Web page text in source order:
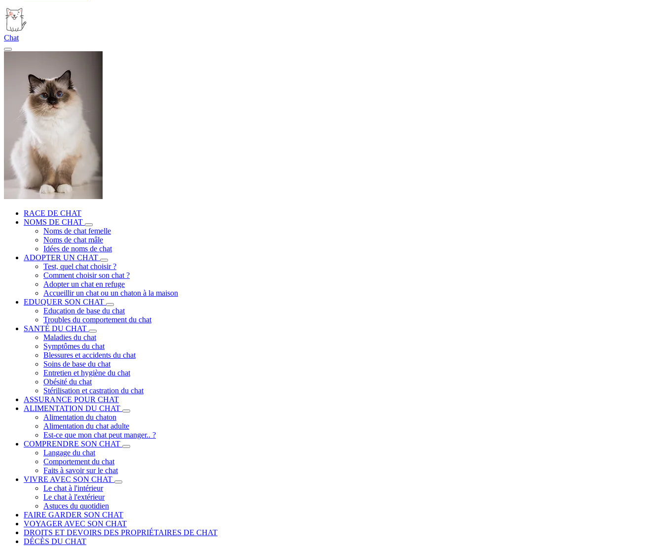
Chat
RACE DE CHAT
NOMS DE CHAT
Noms de chat femelle
Noms de chat mâle
Idées de noms de chat
ADOPTER UN CHAT
Test, quel chat choisir ?
Comment choisir son chat ?
Adopter un chat en refuge
Accueillir un chat ou un chaton à la maison
EDUQUER SON CHAT
Education de base du chat
Troubles du comportement du chat
SANTÉ DU CHAT
Maladies du chat
Symptômes du chat
Blessures et accidents du chat
Soins de base du chat
Entretien et hygiène du chat
Obésité du chat
Stérilisation et castration du chat
ASSURANCE POUR CHAT
ALIMENTATION DU CHAT
Alimentation du chaton
Alimentation du chat adulte
Est-ce que mon chat peut manger.. ?
COMPRENDRE SON CHAT
Langage du chat
Comportement du chat
Faits à savoir sur le chat
VIVRE AVEC SON CHAT
Le chat à l'intérieur
Le chat à l'extérieur
Astuces du quotidien
FAIRE GARDER SON CHAT
VOYAGER AVEC SON CHAT
DROITS ET DEVOIRS DES PROPRIÉTAIRES DE CHAT
DÉCÈS DU CHAT